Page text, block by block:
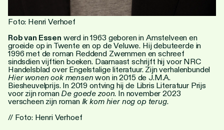
Foto: Henri Verhoef
Rob van Essen werd in 1963 geboren in Amstelveen en
groeide op in Twente en op de Veluwe. Hij debuteerde in
1996 met de roman Reddend Zwemmen en schreef
sindsdien vijftien boeken. Daarnaast schrijft hij voor NRC
Handelsblad over Engelstalige literatuur. Zijn verhalenbundel
Hier wonen ook mensen won in 2015 de J.M.A.
Biesheuvelprijs. In 2019 ontving hij de Libris Literatuur Prijs
voor zijn roman De goede zoon. In november 2023
verscheen zijn roman Ik kom hier nog op terug.
// Foto: Henri Verhoef